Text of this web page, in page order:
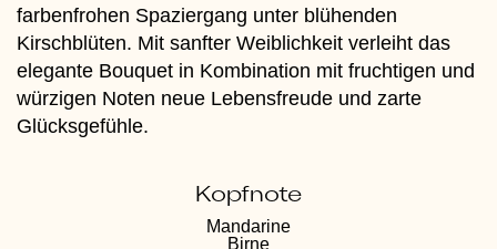
farbenfrohen Spaziergang unter blühenden
Kirschblüten. Mit sanfter Weiblichkeit verleiht das
elegante Bouquet in Kombination mit fruchtigen und
würzigen Noten neue Lebensfreude und zarte
Glücksgefühle.
Kopfnote
Mandarine
Birne